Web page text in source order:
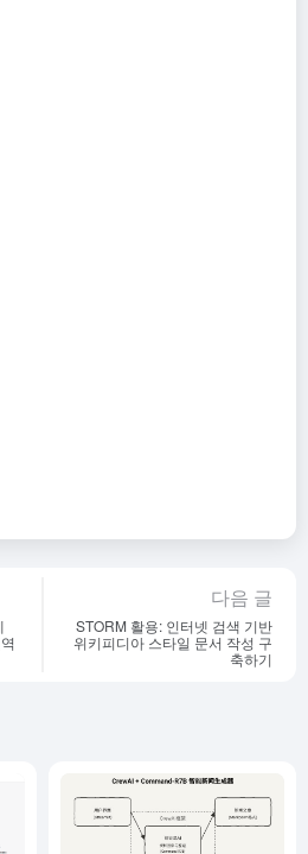
다음 글
STORM 활용: 인터넷 검색 기반
위키피디아 스타일 문서 작성 구
축하기